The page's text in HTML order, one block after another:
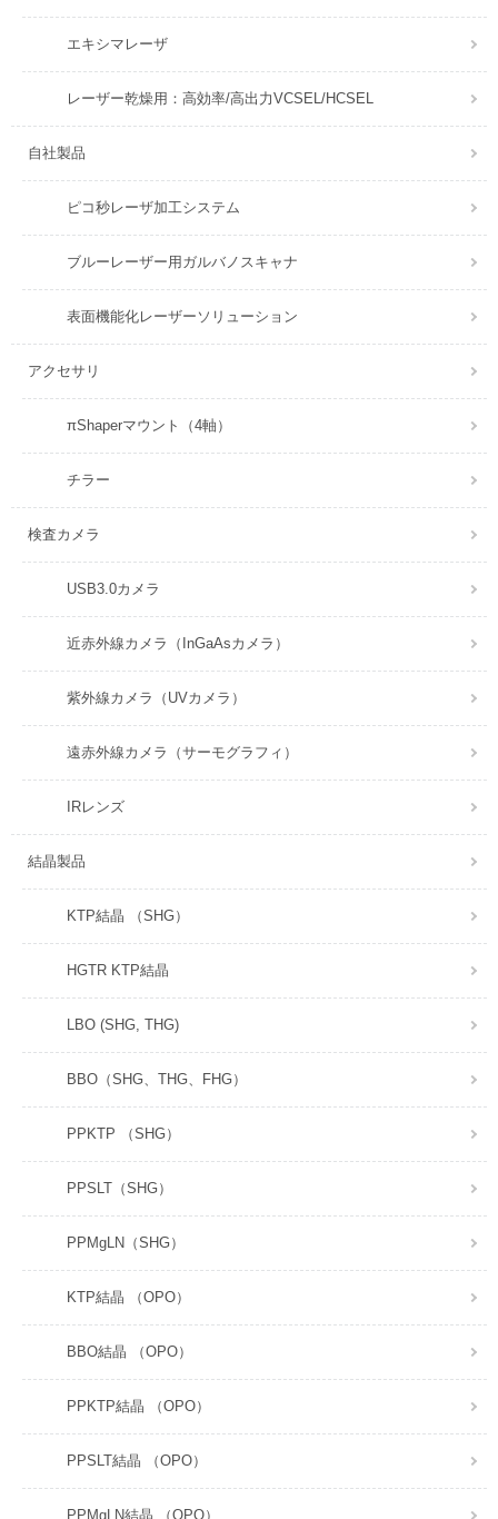
エキシマレーザ
レーザー乾燥用：高効率/高出力VCSEL/HCSEL
自社製品
ピコ秒レーザ加工システム
ブルーレーザー用ガルバノスキャナ
表面機能化レーザーソリューション
アクセサリ
πShaperマウント（4軸）
チラー
検査カメラ
USB3.0カメラ
近赤外線カメラ（InGaAsカメラ）
紫外線カメラ（UVカメラ）
遠赤外線カメラ（サーモグラフィ）
IRレンズ
結晶製品
KTP結晶 （SHG）
HGTR KTP結晶
LBO (SHG, THG)
BBO（SHG、THG、FHG）
PPKTP （SHG）
PPSLT（SHG）
PPMgLN（SHG）
KTP結晶 （OPO）
BBO結晶 （OPO）
PPKTP結晶 （OPO）
PPSLT結晶 （OPO）
PPMgLN結晶 （OPO）